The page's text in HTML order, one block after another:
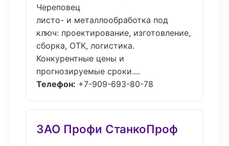
Череповец
листо- и металлообработка под
ключ: проектирование, изготовление,
сборка, ОТК, логистика.
Конкурентные цены и
прогнозируемые сроки....
Телефон: +7-909-693-80-78
ЗАО Профи СтанкоПроф